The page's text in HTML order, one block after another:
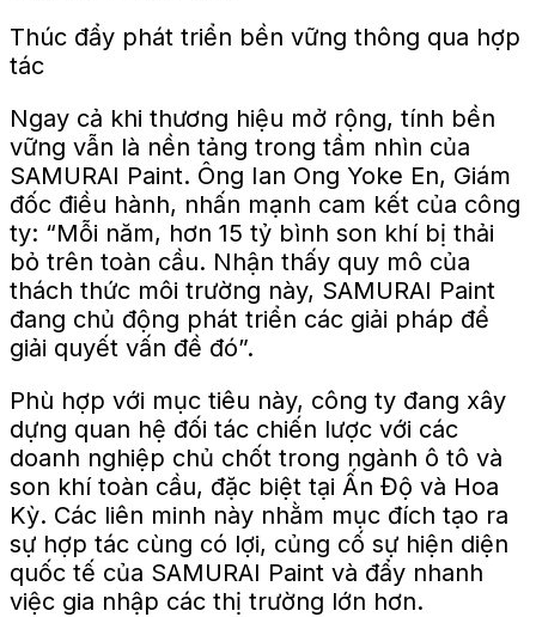
Thúc đẩy phát triển bền vững thông qua hợp
tác
Ngay cả khi thương hiệu mở rộng, tính bền
vững vẫn là nền tảng trong tầm nhìn của
SAMURAI Paint. Ông Ian Ong Yoke En, Giám
đốc điều hành, nhấn mạnh cam kết của công
ty: “Mỗi năm, hơn 15 tỷ bình son khí bị thải
bỏ trên toàn cầu. Nhận thấy quy mô của
thách thức môi trường này, SAMURAI Paint
đang chủ động phát triển các giải pháp để
giải quyết vấn đề đó”.
Phù hợp với mục tiêu này, công ty đang xây
dựng quan hệ đối tác chiến lược với các
doanh nghiệp chủ chốt trong ngành ô tô và
son khí toàn cầu, đặc biệt tại Ấn Độ và Hoa
Kỳ. Các liên minh này nhằm mục đích tạo ra
sự hợp tác cùng có lợi, củng cố sự hiện diện
quốc tế của SAMURAI Paint và đẩy nhanh
việc gia nhập các thị trường lớn hơn.